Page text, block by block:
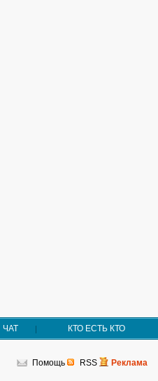
ЧАТ КТО ЕСТЬ КТО
Помощь RSS Реклама